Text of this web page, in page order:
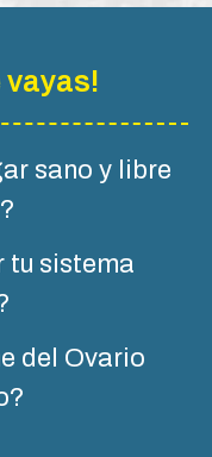
vayas!
sano y libre
tu sistema
del Ovario